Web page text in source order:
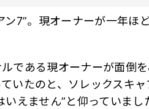
ン7”。現オーナーが一年
である現オーナーが面倒
いたのと、ソレックスキ
いえません”と仰っていま